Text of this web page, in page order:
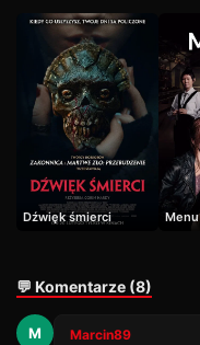
Dźwięk śmierci Menu
💬 Komentarze (8)
M Marcin89